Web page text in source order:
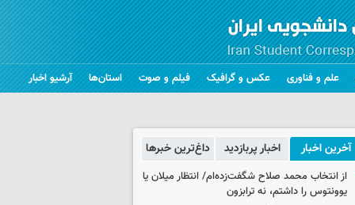
علم و فناوری عکس و گرافیک فیلم و صوت استان‌ها آرشیو اخبار
آخرین اخبار اخبار پربازدید داغ‌ترین خبرها
از انتخاب محمد صلاح شگفت‌زده‌ام/ انتظار میلان یا
یوونتوس را داشتم، نه ترابزون